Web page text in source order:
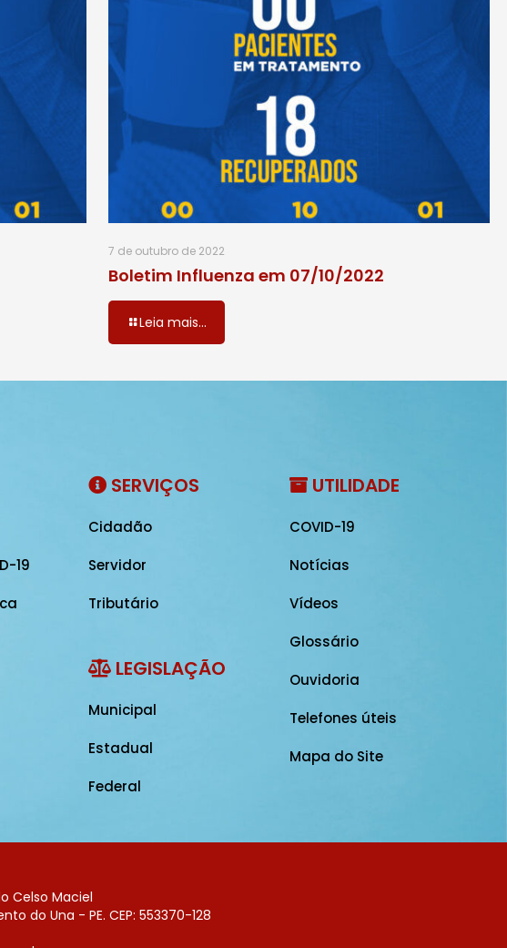
7 de outubro de 2022
Boletim Influenza em 07/10/2022
Leia mais...
19
SERVIÇOS
Cidadão
Servidor
Tributário
LEGISLAÇÃO
Municipal
Estadual
Federal
UTILIDADE
COVID-19
Notícias
Vídeos
Glossário
Ouvidoria
Telefones úteis
Mapa do Site
Celso Maciel
do Una - PE. CEP: 553370-128